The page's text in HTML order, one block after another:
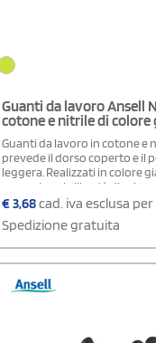
Guanti da lavoro Ansell
cotone e nitrile di colore
Guanti da lavoro in cotone e
prevede il dorso coperto e il
leggera. Realizzati in colore
una notevole libertà di azione
Sono sicuri e performanti e
StampaSì: la consegna è
territorio nazionale.
€3,68cad. iva esclusa per
Spedizione gratuita